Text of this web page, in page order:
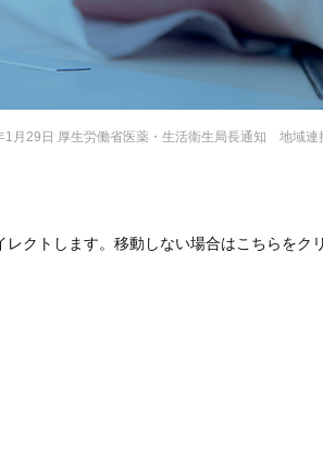
月29日 厚生労働省医薬・生活衛生局長通知 地域
レクトします。移動しない場合はこちらをク